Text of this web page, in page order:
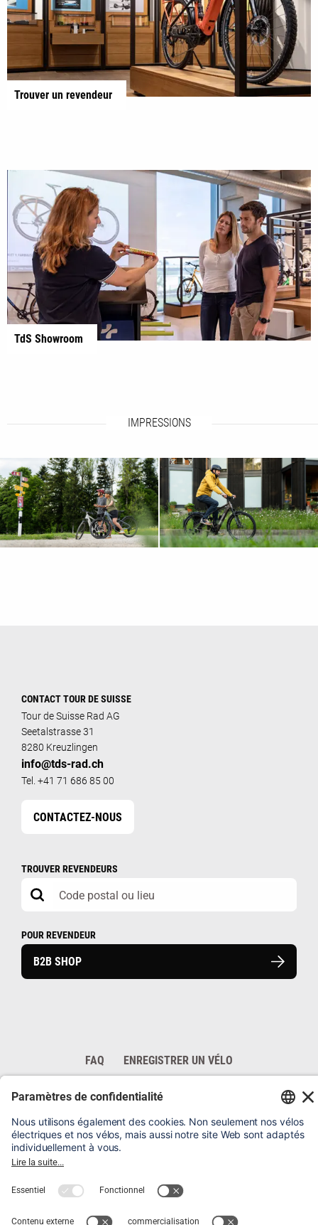
Trouver un revendeur
TdS Showroom
IMPRESSIONS
CONTACT TOUR DE SUISSE
Tour de Suisse Rad AG
Seetalstrasse 31
8280 Kreuzlingen
info@tds-rad.ch
Tel. +41 71 686 85 00
CONTACTEZ-NOUS
TROUVER REVENDEURS
POUR REVENDEUR
B2B SHOP
FAQ ENREGISTRER UN VÉLO
MENTIONS LÉGALES